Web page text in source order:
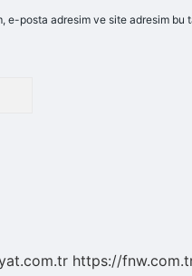
e-posta adresim ve site adresim bu
https://